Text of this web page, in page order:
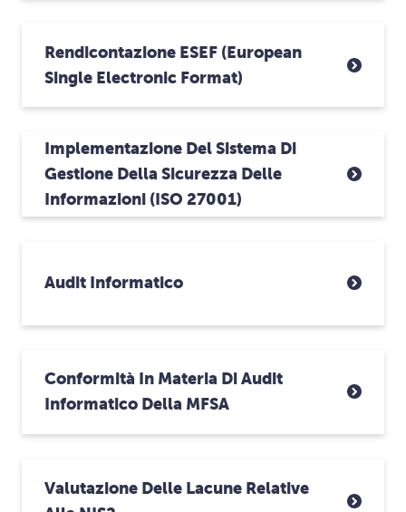
Rendicontazione ESEF (European
Single Electronic Format)
Implementazione Del Sistema Di
Gestione Della Sicurezza Delle
Informazioni (ISO 27001)
Audit Informatico
Conformità In Materia Di Audit
Informatico Della MFSA
Valutazione Delle Lacune Relative